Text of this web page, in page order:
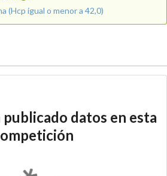
(Hcp igual o menor a 42,0)
publicado datos en esta